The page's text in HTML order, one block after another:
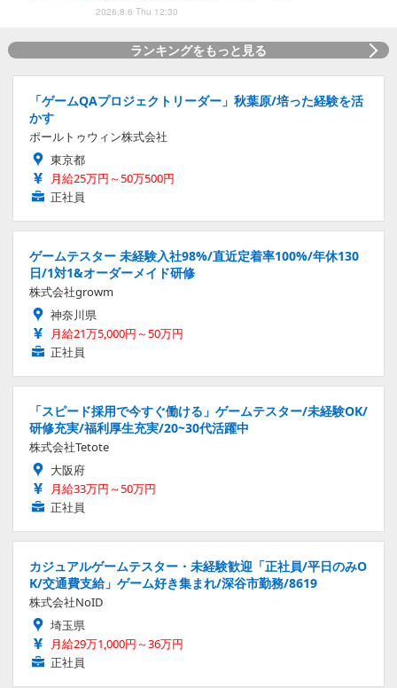
2026.8.6 Thu 12:30
ランキングをもっと見る
「ゲームQAプロジェクトリーダー」秋葉原/培った経験を活
かす
ポールトゥウィン株式会社
東京都
月給25万円～50万500円
正社員
ゲームテスター 未経験入社98%/直近定着率100%/年休130
日/1対1&オーダーメイド研修
株式会社growm
神奈川県
月給21万5,000円～50万円
正社員
「スピード採用で今すぐ働ける」ゲームテスター/未経験OK/
研修充実/福利厚生充実/20~30代活躍中
株式会社Tetote
大阪府
月給33万円～50万円
正社員
カジュアルゲームテスター・未経験歓迎「正社員/平日のみO
K/交通費支給」ゲーム好き集まれ/深谷市勤務/8619
株式会社NoID
埼玉県
月給29万1,000円～36万円
正社員